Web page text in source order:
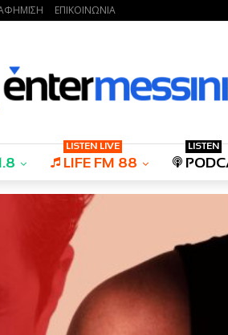
ΕΠΙΚΟΙΝΩΝΙΑ
LIFE FM 88
LISTEN LIVE LISTEN